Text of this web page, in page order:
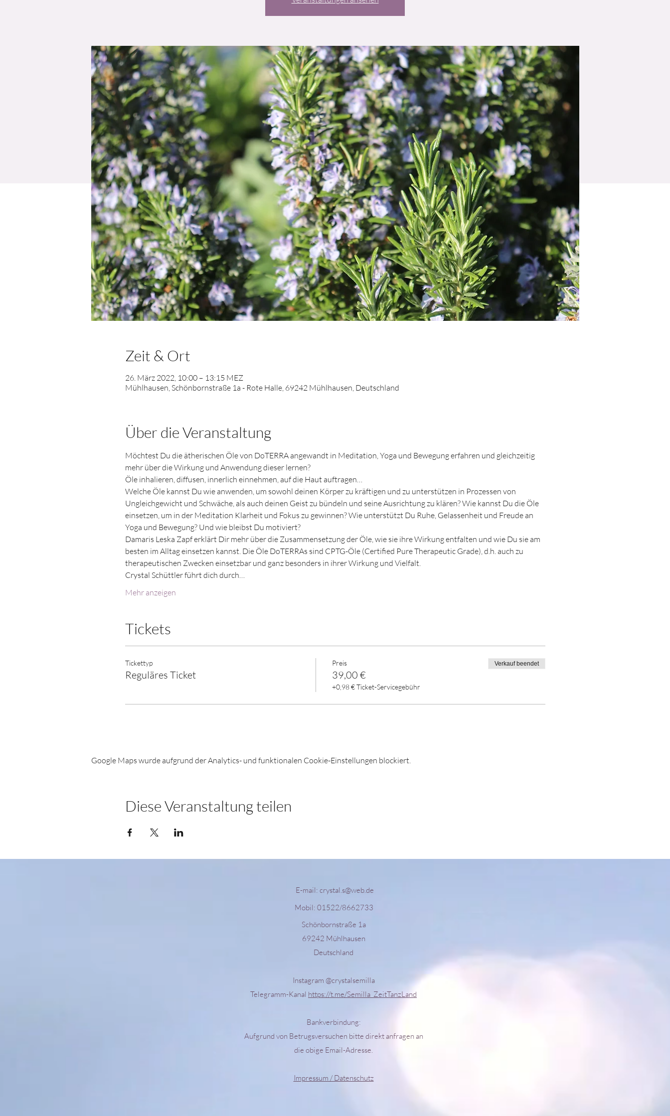
Zeit & Ort
26. März 2022, 10:00 – 13:15 MEZ
Mühlhausen, Schönbornstraße 1a - Rote Halle, 69242 Mühlhausen, Deutschland
Über die Veranstaltung
Möchtest Du die ätherischen Öle von DoTERRA angewandt in Meditation, Yoga und Bewegung erfahren und gleichzeitig
mehr über die Wirkung und Anwendung dieser lernen?
Öle inhalieren, diffusen, innerlich einnehmen, auf die Haut auftragen…
Welche Öle kannst Du wie anwenden, um sowohl deinen Körper zu kräftigen und zu unterstützen in Prozessen von
Ungleichgewicht und Schwäche, als auch deinen Geist zu bündeln und seine Ausrichtung zu klären? Wie kannst Du die Öle
einsetzen, um in der Meditation Klarheit und Fokus zu gewinnen? Wie unterstützt Du Ruhe, Gelassenheit und Freude an
Yoga und Bewegung? Und wie bleibst Du motiviert?
Damaris Leska Zapf erklärt Dir mehr über die Zusammensetzung der Öle, wie sie ihre Wirkung entfalten und wie Du sie am
besten im Alltag einsetzen kannst. Die Öle DoTERRAs sind CPTG-Öle (Certified Pure Therapeutic Grade), d.h. auch zu
therapeutischen Zwecken einsetzbar und ganz besonders in ihrer Wirkung und Vielfalt.
Crystal Schüttler führt dich durch…
Mehr anzeigen
Tickets
Tickettyp
Reguläres Ticket
Preis
39,00 €
+0,98 € Ticket-Servicegebühr
Verkauf beendet
Google Maps wurde aufgrund der Analytics- und funktionalen Cookie-Einstellungen blockiert.
Diese Veranstaltung teilen
E-mail: crystal.s@web.de
Mobil: 01522/8662733
Schönbornstraße 1a
69242 Mühlhausen
Deutschland
Instagram @crystalsemilla
Telegramm-Kanal https://t.me/Semilla_ZeitTanzLand
Bankverbindung:
Aufgrund von Betrugsversuchen bitte direkt anfragen an
die obige Email-Adresse.
Impressum / Datenschutz